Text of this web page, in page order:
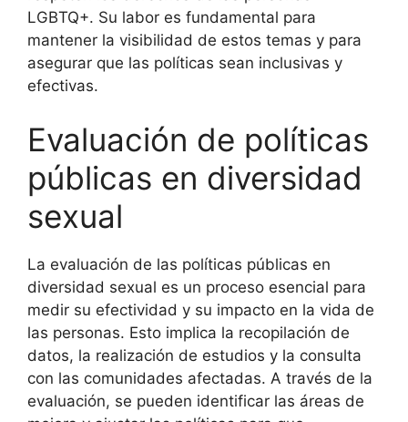
LGBTQ+. Su labor es fundamental para
mantener la visibilidad de estos temas y para
asegurar que las políticas sean inclusivas y
efectivas.
Evaluación de políticas
públicas en diversidad
sexual
La evaluación de las políticas públicas en
diversidad sexual es un proceso esencial para
medir su efectividad y su impacto en la vida de
las personas. Esto implica la recopilación de
datos, la realización de estudios y la consulta
con las comunidades afectadas. A través de la
evaluación, se pueden identificar las áreas de